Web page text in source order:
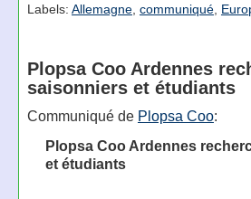
Labels: Allemagne, communiqué,
Plopsa Coo Ardennes
saisonniers et étudiants
Communiqué de Plopsa Coo:
Plopsa Coo Ardennes
et étudiants